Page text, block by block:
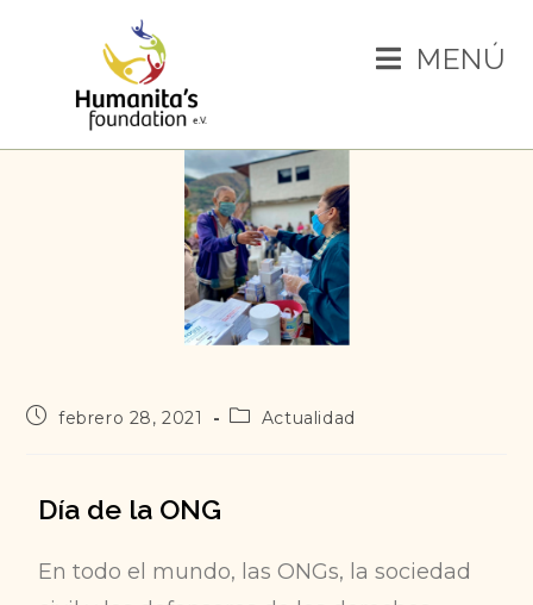
MENÚ
febrero 28, 2021 Actualidad
Día de la ONG
En todo el mundo, las ONGs, la sociedad